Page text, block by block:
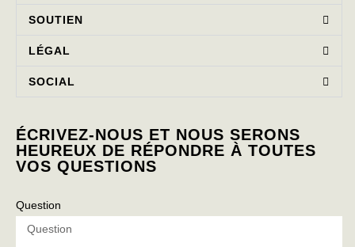
SOUTIEN
LÉGAL
SOCIAL
ÉCRIVEZ-NOUS ET NOUS SERONS
HEUREUX DE RÉPONDRE À TOUTES
VOS QUESTIONS
Question